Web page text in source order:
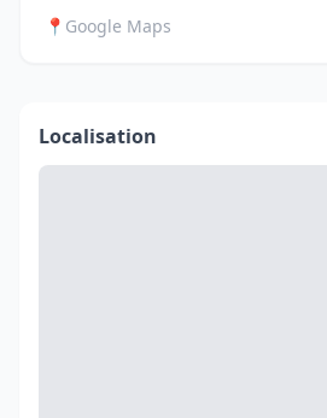
📍 Google Maps
Localisation